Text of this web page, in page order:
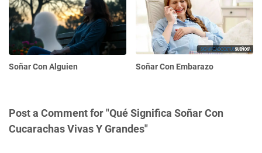
Soñar Con Alguien Soñar Con Embarazo
Post a Comment for "Qué Significa Soñar Con
Cucarachas Vivas Y Grandes"